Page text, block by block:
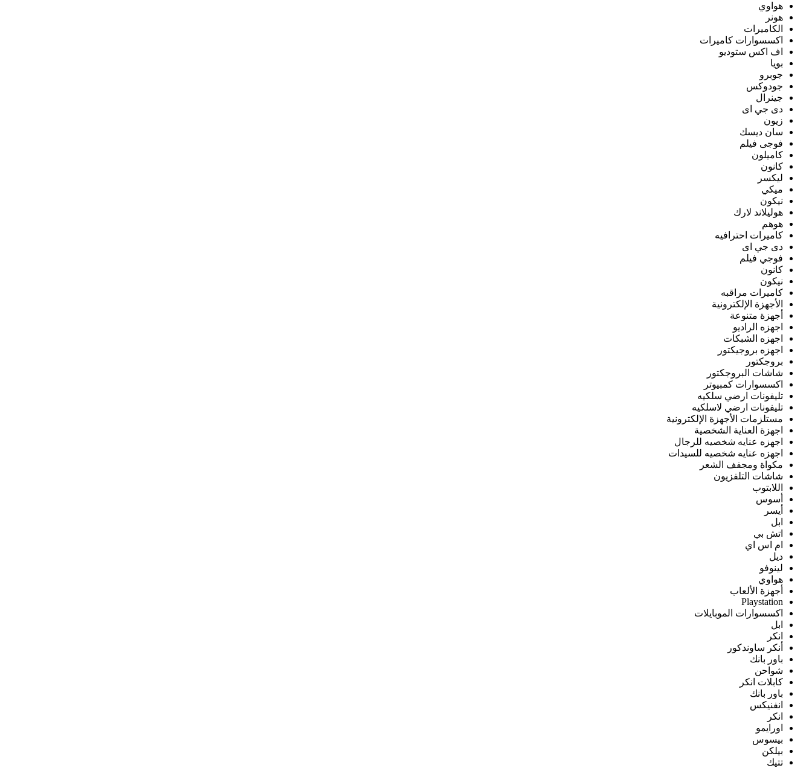
هواوي
هونر
الكاميرات
اكسسوارات كاميرات
اف اكس ستوديو
بويا
جوبرو
جودوكس
جينرال
دى جي اى
زيون
سان ديسك
فوجى فيلم
كاميلون
كانون
ليكسر
ميكي
نيكون
هوليلاند لارك
هوهم
كاميرات احترافيه
دى جي اى
فوجي فيلم
كانون
نيكون
كاميرات مراقبه
الأجهزة الإلكترونية
أجهزة متنوعة
اجهزه الراديو
اجهزه الشبكات
اجهزه بروجيكتور
بروجكتور
شاشات البروجكتور
اكسسوارات كمبيوتر
تليفونات ارضي سلكيه
تليفونات ارضي لاسلكيه
مستلزمات الأجهزة الإلكترونية
اجهزة العناية الشخصية
اجهزه عنايه شخصيه للرجال
اجهزه عنايه شخصيه للسيدات
مكواة ومجفف الشعر
شاشات التلفزيون
اللابتوب
أسوس
أيسر
ابل
اتش بي
ام اس اي
ديل
لينوفو
هواوي
أجهزة الألعاب
Playstation
اكسسوارات الموبايلات
ابل
انكر
أنكر ساوندكور
باور بانك
شواحن
كابلات انكر
باور بانك
انفنيكس
انكر
اورايمو
بيسوس
بيلكن
تتيك